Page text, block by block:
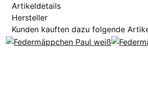
Artikeldetails
Hersteller
Kunden kauften dazu folgende